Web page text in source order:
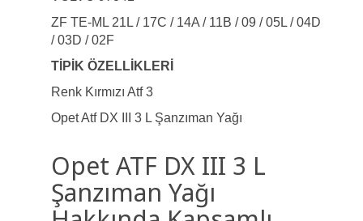
ZF TE-ML 21L / 17C / 14A / 11B / 09 / 05L / 04D
/ 03D / 02F
TİPİK ÖZELLİKLERİ
Renk Kırmızı Atf 3
Opet Atf DX III 3 L Şanzıman Yağı
Opet ATF DX III 3 L
Şanzıman Yağı